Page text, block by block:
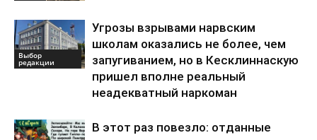
Выбор
редакции
Угрозы взрывами нарвским
школам оказались не более, чем
запугиванием, но в Кесклиннаскую
пришел вполне реальный
неадекватный наркоман
В этот раз повезло: отданные